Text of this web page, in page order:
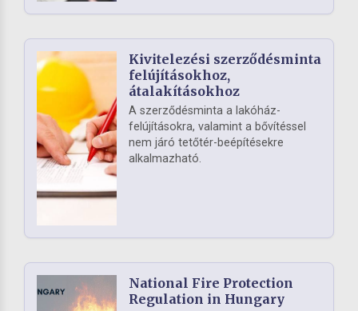
Kivitelezési szerződésminta
felújításokhoz,
átalakításokhoz
A szerződésminta a lakóház-
felújításokra, valamint a bővítéssel
nem járó tetőtér-beépítésekre
alkalmazható.
National Fire Protection
Regulation in Hungary